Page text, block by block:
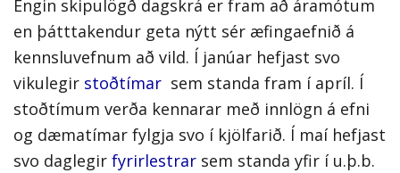
Engin skipulögð dagskrá er fram að áramótum
en þátttakendur geta nýtt sér æfingaefnið á
kennsluvefnum að vild. Í janúar hefjast svo
vikulegir stoðtímar sem standa fram í apríl. Í
stoðtímum verða kennarar með innlögn á efni
og dæmatímar fylgja svo í kjölfarið. Í maí hefjast
svo daglegir fyrirlestrar sem standa yfir í u.þ.b.